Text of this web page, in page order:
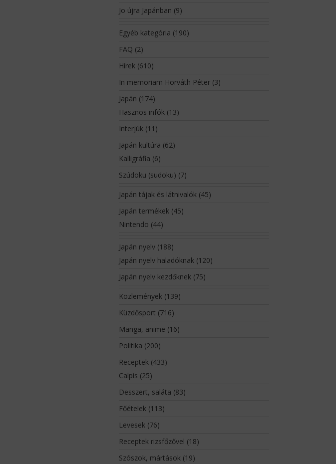
Jo újra Japánban (9)
Egyéb kategória (190)
FAQ (2)
Hírek(610)
In memoriam Horváth Péter(3)
Japán (174)
Hasznos infók(13)
Interjúk(11)
Japán kultúra (62)
Kalligráfia (6)
Szúdoku (sudoku) (7)
Japán tájak és látnivalók(45)
Japán termékek(45)
Nintendo (44)
Japán nyelv(188)
Japán nyelv haladóknak(120)
Japán nyelv kezdőknek(75)
Közlemények(139)
Küzdősport (716)
Manga, anime (16)
Politika (200)
Receptek(433)
Calpis (25)
Desszert, saláta (83)
Főételek(113)
Levesek(76)
Receptek rizsfőzővel (18)
Szószok, mártások(19)